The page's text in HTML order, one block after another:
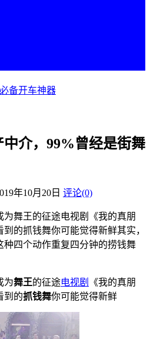
备开车神器
介，99%曾经是街舞
年10月20日 评论(0)
舞王的征途电视剧《我的真朋
的抓钱舞你可能觉得新鲜其实，
种四个动作重复四分钟的捞钱舞
为舞王的征途电视剧
《我的真朋
到的抓钱舞你可能觉得新鲜